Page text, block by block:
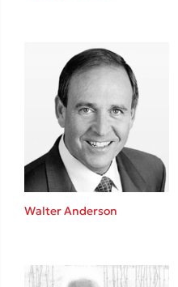
Mel Robbins
Η μέθοδος
Walter Anderson